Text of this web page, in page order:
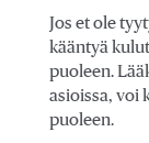
Jos et ole
kääntyä
puoleen.
asioissa, voi
puoleen.